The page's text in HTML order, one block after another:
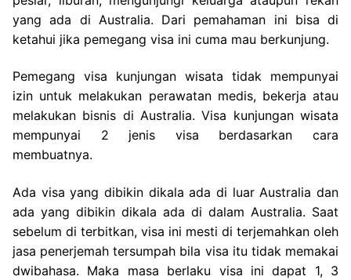
yang ada di Australia. Dari pemahaman ini bisa di
ketahui jika pemegang visa ini cuma mau berkunjung.
Pemegang visa kunjungan wisata tidak mempunyai
izin untuk melakukan perawatan medis, bekerja atau
melakukan bisnis di Australia. Visa kunjungan wisata
mempunyai 2 jenis visa berdasarkan cara
membuatnya.
Ada visa yang dibikin dikala ada di luar Australia dan
ada yang dibikin dikala ada di dalam Australia. Saat
sebelum di terbitkan, visa ini mesti di terjemahkan oleh
jasa penerjemah tersumpah bila visa itu tidak memakai
dwibahasa. Maka masa berlaku visa ini dapat 1, 3